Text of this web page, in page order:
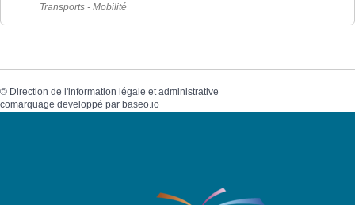
Transports - Mobilité
© Direction de l'information légale et administrative
comarquage developpé par baseo.io